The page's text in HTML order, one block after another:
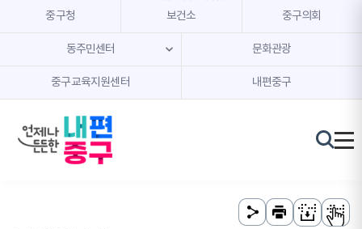
본문 내용 바로가기
주메뉴 바로가기
중구청 보건소 중구의회
동주민센터 문화관광
중구교육지원센터 내편중구